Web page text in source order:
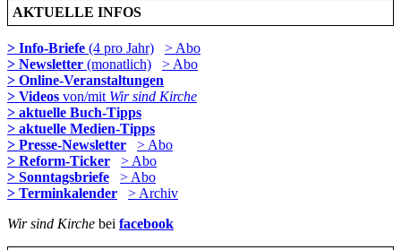
AKTUELLE INFOS
> Info-Briefe (4 pro Jahr)
> Abo
> Newsletter (monatlich)
> Abo
> Online-Veranstaltungen
> Videos von/mit Wir sind Kirche
> aktuelle Buch-Tipps
> aktuelle Medien-Tipps
> Presse-Newsletter
> Abo
> Reform-Ticker
> Abo
> Sonntagsbriefe
> Abo
> Terminkalender
> Archiv
Wir sind Kirche bei facebook